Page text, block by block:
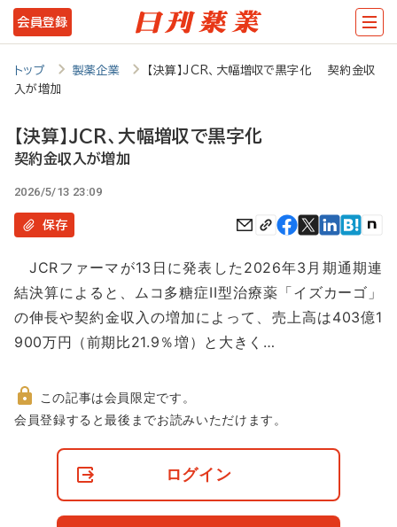
メ
イ
コ
テ
ツ
に
動
会員登録
トップ 製薬企業
【決算】JCR、大幅増収で黒字化 契約金収
入が増加
【決算】JCR、大幅増収で黒字化
契約金収入が増加
2026/5/13 23:09
保存
JCRファーマが13日に発表した2026年3月期通期連
結決算によると、ムコ多糖症II型治療薬「イズカーゴ」
の伸長や契約金収入の増加によって、売上高は403億1
900万円（前期比21.9％増）と大きく…
非
この記事は会員限定です。
会員登録すると最後までお読みいただけます。
ログイン